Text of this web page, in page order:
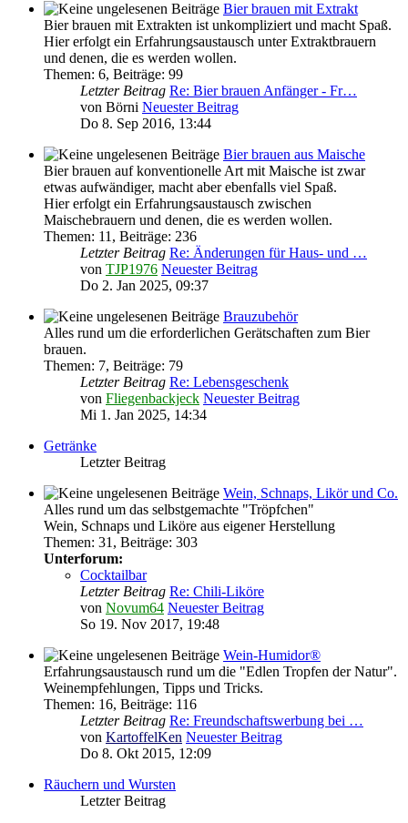
Bier brauen mit Extrakt
Bier brauen mit Extrakten ist unkompliziert und macht Spaß.
Hier erfolgt ein Erfahrungsaustausch unter Extraktbrauern
und denen, die es werden wollen.
Themen: 6, Beiträge: 99
Letzter Beitrag Re: Bier brauen Anfänger - Fr…
von Börni Neuester Beitrag
Do 8. Sep 2016, 13:44
Bier brauen aus Maische
Bier brauen auf konventionelle Art mit Maische ist zwar
etwas aufwändiger, macht aber ebenfalls viel Spaß.
Hier erfolgt ein Erfahrungsaustausch zwischen
Maischebrauern und denen, die es werden wollen.
Themen: 11 , Beiträge: 236
Letzter Beitrag Re: Änderungen für Haus- und …
von TJP1976 Neuester Beitrag
Do 2. Jan 2025, 09:37
Brauzubehör
Alles rund um die erforderlichen Gerätschaften zum Bier
brauen.
Themen: 7, Beiträge: 79
Letzter Beitrag Re: Lebensgeschenk
von Fliegenbackjeck Neuester Beitrag
Mi 1. Jan 2025, 14:34
Getränke
Letzter Beitrag
Wein, Schnaps, Likör und Co.
Alles rund um das selbstgemachte "Tröpfchen"
Wein, Schnaps und Liköre aus eigener Herstellung
Themen: 31 , Beiträge: 303
Unterforum:
Cocktailbar
Letzter Beitrag Re: Chili-Liköre
von Novum64 Neuester Beitrag
So 19. Nov 2017, 19:48
Wein-Humidor®
Erfahrungsaustausch rund um die "Edlen Tropfen der Natur".
Weinempfehlungen, Tipps und Tricks.
Themen: 16, Beiträge: 116
Letzter Beitrag Re: Freundschaftswerbung bei …
von KartoffelKen Neuester Beitrag
Do 8. Okt 2015, 12:09
Räuchern und Wursten
Letzter Beitrag